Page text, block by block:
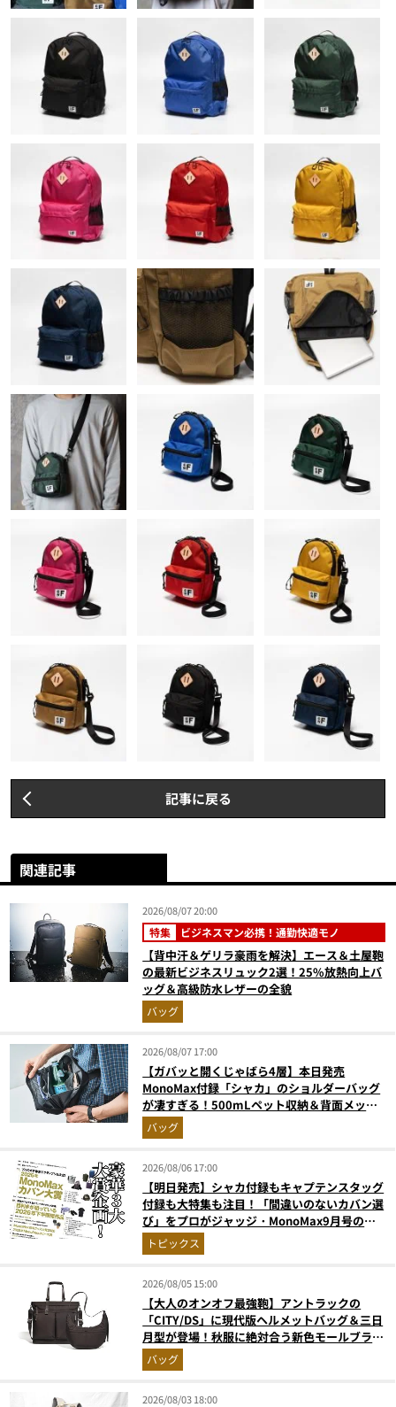
記事に戻る
関連記事
2026/08/07 20:00
特集 ビジネスマン必携！通勤快適モノ
【背中汗＆ゲリラ豪雨を解決】エース＆土屋鞄
の最新ビジネスリュック2選！25%放熱向上バ
ッグ＆高級防水レザーの全貌
バッグ
2026/08/07 17:00
【ガバッと開くじゃばら4層】本日発売
MonoMax付録「シャカ」のショルダーバッグ
が凄すぎる！500mLペット収納＆背面メッシ
ュでベタつかない
バッグ
2026/08/06 17:00
【明日発売】シャカ付録もキャプテンスタッグ
付録も大特集も注目！「間違いのないカバン選
び」をプロがジャッジ・MonoMax9月号の目
次を公開
トピックス
2026/08/05 15:00
【大人のオンオフ最強鞄】アントラックの
「CITY/DS」に現代版ヘルメットバッグ＆三日
月型が登場！秋服に絶対合う新色モールブラウ
ンが傑作
バッグ
2026/08/03 18:00